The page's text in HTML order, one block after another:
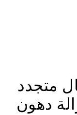
متجدد
دهون